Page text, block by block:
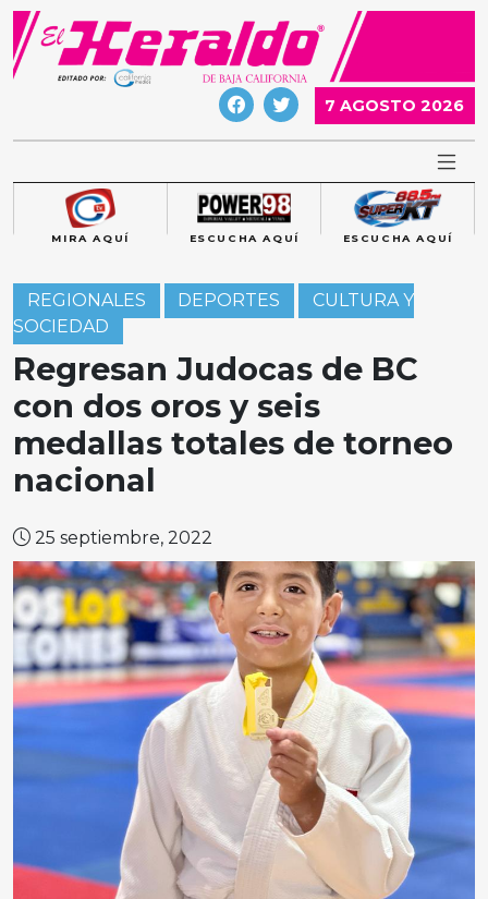
Skip
content
7 AGOSTO 2026
MIRA AQUÍ ESCUCHA AQUÍ ESCUCHA AQUÍ
REGIONALES DEPORTES
CULTURA Y
SOCIEDAD
Regresan Judocas de BC
con dos oros y seis
medallas totales de torneo
nacional
25 septiembre, 2022